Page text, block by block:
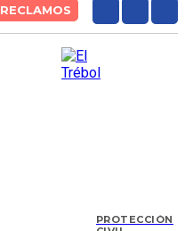
RECLAMOS
PROTECCIÓN